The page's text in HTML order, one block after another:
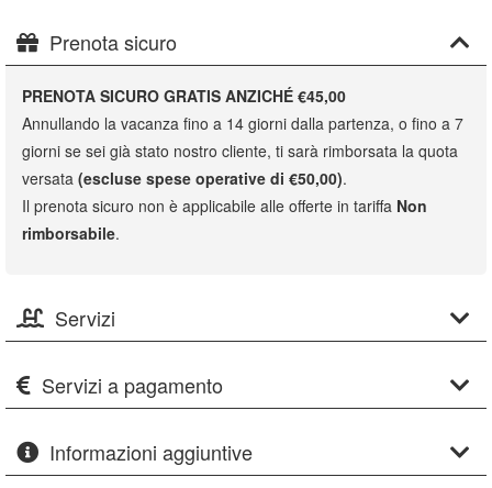
Prenota sicuro
PRENOTA SICURO GRATIS ANZICHÉ €45,00
Annullando la vacanza fino a 14 giorni dalla partenza, o fino a 7
giorni se sei già stato nostro cliente, ti sarà rimborsata la quota
versata (escluse spese operative di €50,00).
Il prenota sicuro non è applicabile alle offerte in tariffa Non
rimborsabile.
Servizi
Servizi a pagamento
Informazioni aggiuntive